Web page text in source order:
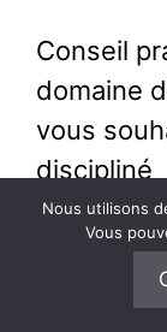
Conseil
domaine
vous
discipliné
Je vous
pour
Nous utilisons
Vous